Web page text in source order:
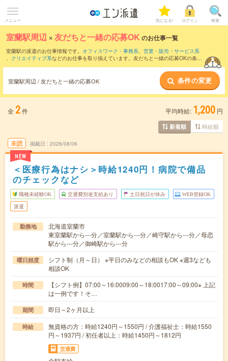
メニュー 気になる! ログイン 検索
室蘭駅周辺 ×友だちと一緒の応募OK のお仕事一覧
室蘭駅の派遣のお仕事情報です。 オフィスワーク・事務系、 営業・販売・サービス系
、 クリエイティブ系などのお仕事を取り揃えています。友だちと一緒の応募OKの条件
室蘭駅周辺 / 友だちと一緒の応募OK 条件の変更
全 2件 平均時給: 1,200 円
新着順 時給順
未読
NEW
掲載日 2026/08/06
＜医療行為はナシ＞時給1240円！病院で備品
のチェックなど
職種未経験OK 交通費別途支給あり 土日祝日が休み WEB登録OK
派遣
勤務地
北海道室蘭市
東室蘭駅から---分／室蘭駅から---分／崎守駅から---分／母恋
駅から---分／御崎駅から---分
曜日頻度
シフト制（月～日） ※平日のみなどの相談もOK ※週3なども
相談OK
時間
【シフト例】07:00～16:0009:00～18:0017:00～09:00※ 上記
は一例です！そ…
期間 即日～2ヶ月以上
時給
無資格の方：時給1240円～1550円 / 介護福祉士：時給1550
円～1937円 / 初任者以上：時給1450円～1812円
交通費